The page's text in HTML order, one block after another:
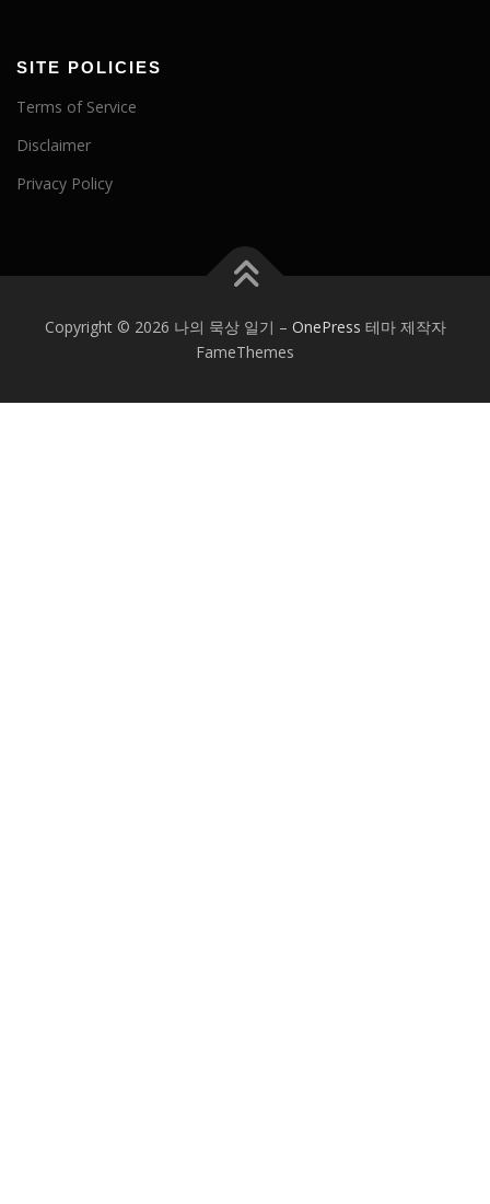
SITE POLICIES
Terms of Service
Disclaimer
Privacy Policy
Copyright © 2026 나의 묵상 일기 – OnePress 테마 제작자
FameThemes